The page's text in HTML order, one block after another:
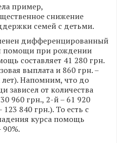
пример,
снижение
семей с детьми.
дифференцированный
помощи при рождении
составляет 41 280 грн.
выплата и 860 грн. –
Напомним, что до
от количества
960 грн., 2-й – 61 920
840 грн.). То есть с
курса помощь
90%.